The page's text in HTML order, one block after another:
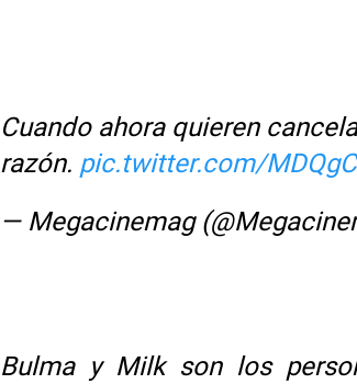
Cuando ahora quieren
razón. pic.twitter.com/
— Megacinemag
Bulma y Milk son los